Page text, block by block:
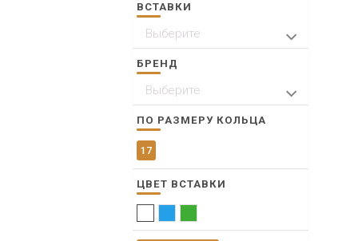
ВСТАВКИ
Выберите
Эмаль
БРЕНД
Выберите
SOKOLOV
ПО РАЗМЕРУ КОЛЬЦА
17
ЦВЕТ ВСТАВКИ
БелыйГолубой